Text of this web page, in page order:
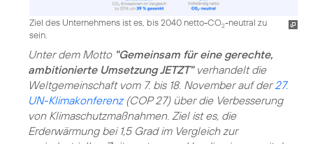
Ziel des Unternehmens ist es, bis 2040 netto-CO2-neutral zu
sein.
Unter dem Motto "Gemeinsam für eine gerechte,
ambitionierte Umsetzung JETZT"verhandelt die
Weltgemeinschaft vom 7. bis 18. November auf der27.
UN-Klimakonferenz(COP 27) über die Verbesserung
von Klimaschutzmaßnahmen. Ziel ist es, die
Erderwärmung bei 1,5 Grad im Vergleich zur